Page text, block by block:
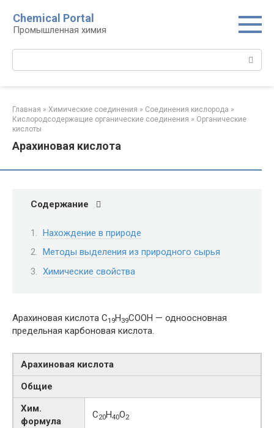
контенту
Chemical Portal
Промышленная химия
Главная » Химические соединения » Соединения кислорода‎ »
Кислородсодержащие органические соединения‎ » Органические
кислоты‎
Арахиновая кислота
Содержание
Нахождение в природе
Методы выделения из природного сырья
Химические свойства
Арахиновая кислота С19Н39COOH — одноосновная
предельная карбоновая кислота.
Арахиновая кислота
Общие
Хим.
формула
С20Н40O2